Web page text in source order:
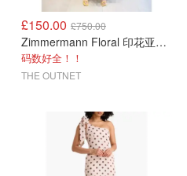
£150.00 £750.00
Zimmermann Floral 印花亚麻中长裙
码数好全！！
THE OUTNET